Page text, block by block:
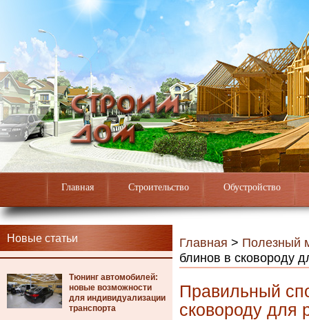
Главная Строительство Обустройство
Новые статьи
Тюнинг автомобилей:
новые возможности
для индивидуализации
транспорта
Главная > Полезный
блинов в сковороду
Правильный
сковороду для